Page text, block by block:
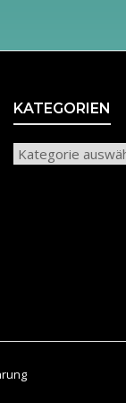
KATEGORIEN
Kategorien